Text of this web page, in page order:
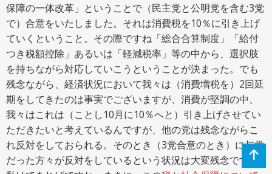
保障の一体改革」ということで（民主党と公明党を含む3党
で）合意をいたしました。それは消費税を10％に引き上げ
ていくということ。その際ですね「総合合算制度」「給付
つき税額控除」あるいは「軽減税率」等の中から、選択肢
を持ちながら対応していこうということが決まった。でも
残念ながら、経済状況において我々は（消費増税を）2回延
期をしてきたのは事実でございますが、消費が堅調の中、
我々はこれは（ことし10月に10％へと）引き上げさせてい
ただきたいと考えているんですが、他の党は残念ながらこ
れ反対をしておられる。そのとき（3党合意のとき）に与党
だった方々が反対をしているという状況は大変残念です。